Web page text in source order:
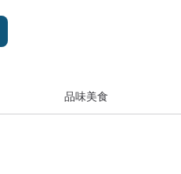
品味美食